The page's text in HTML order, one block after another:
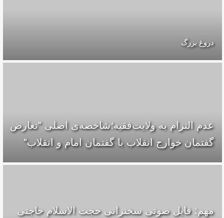
دروغ بزرگ
عدم التزام به ولایت‌فقیه؛شاخصه‌ی اصلی "تعارض
گفتمان خوارج انقلاب با گفتمان امام و انقلاب"
مهم: فایل صوتی سخنرانی حجت الاسلام حاجتی